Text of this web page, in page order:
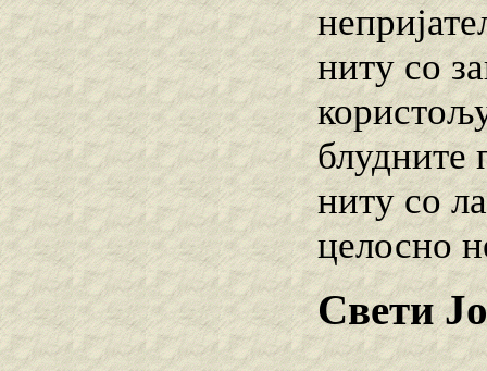
ниту со
блудните
ниту со
целосно
Свети